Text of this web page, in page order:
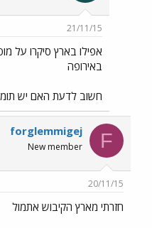
21/11/15
אפילו בארץ סיקרו על
באירופה
חשוב לדעת האם יש
F
forglemmigej
New member
20/11/15
חזרתי מארץ הקיבוש אתמול